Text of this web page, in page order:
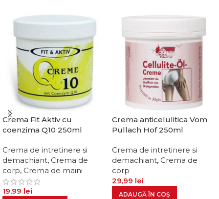
Crema Fit Aktiv cu
coenzima Q10 250ml
Crema de intretinere si
demachiant, Crema de
corp, Crema de maini
19,99 lei
Crema anticelulitica Vom
Pullach Hof 250ml
Crema de intretinere si
demachiant, Crema de
corp
29,99 lei
ADAUGĂ ÎN COȘ